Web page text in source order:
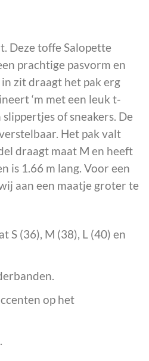
prijs
Deze toffe Salopette
prachtige pasvorm en
zit draagt het pak erg
‘m met een leuk t-
of sneakers. De
Het pak valt
draagt maat M en heeft
is 1.66 m lang. Voor een
aan een maatje groter te
S (36), M (38), L (40) en
op het